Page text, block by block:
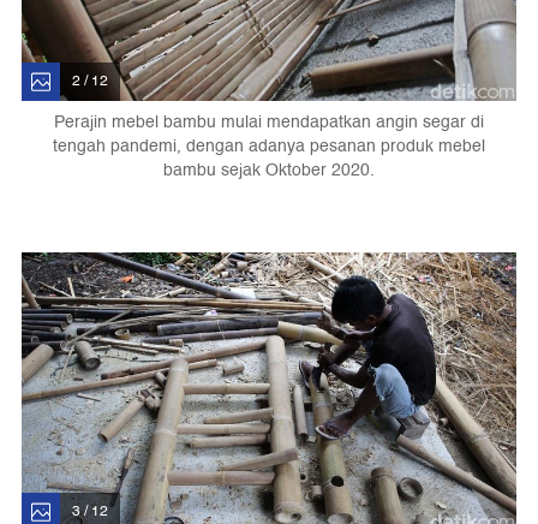
2 / 12
Perajin mebel bambu mulai mendapatkan angin segar di
tengah pandemi, dengan adanya pesanan produk mebel
bambu sejak Oktober 2020.
3 / 12